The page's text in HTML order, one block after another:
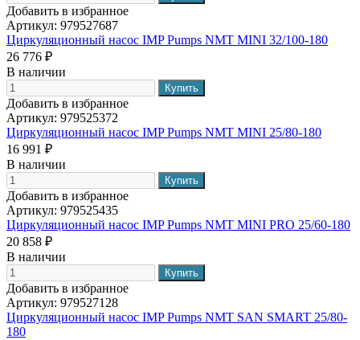
Добавить в избранное
Артикул: 979527687
Циркуляционный насос IMP Pumps NMT MINI 32/100-180
26 776 ₽
В наличии
Добавить в избранное
Артикул: 979525372
Циркуляционный насос IMP Pumps NMT MINI 25/80-180
16 991 ₽
В наличии
Добавить в избранное
Артикул: 979525435
Циркуляционный насос IMP Pumps NMT MINI PRO 25/60-180
20 858 ₽
В наличии
Добавить в избранное
Артикул: 979527128
Циркуляционный насос IMP Pumps NMT SAN SMART 25/80-
180